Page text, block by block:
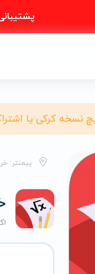
نسخه کرکی یا
پیمنتر: